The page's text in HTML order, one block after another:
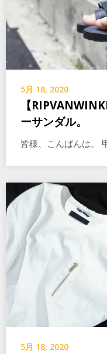
5月 18, 2020
【
ーサンダル。
皆様、こんばんは。
5月 18, 2020